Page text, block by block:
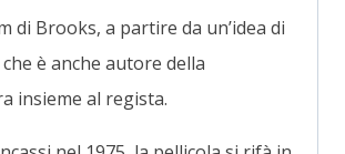
di Brooks, a partire da un’idea di
è anche autore della
insieme al regista.